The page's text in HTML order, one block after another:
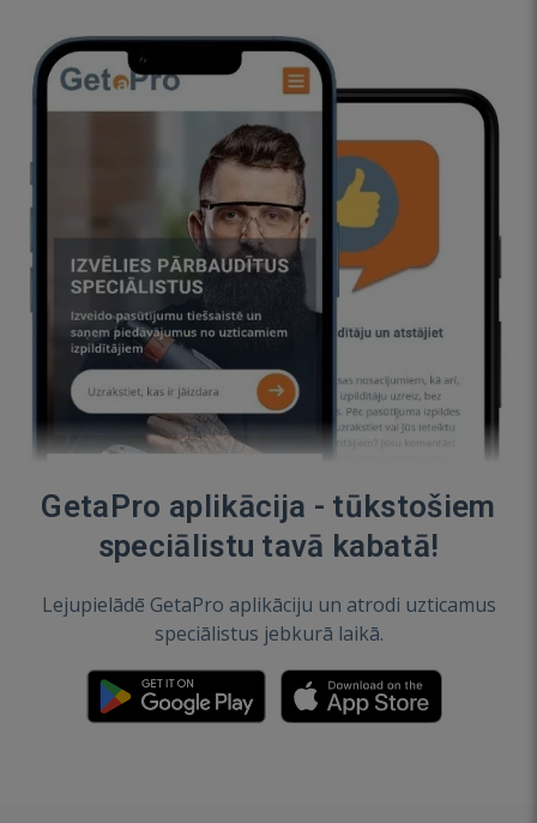
GetaPro aplikācija - tūkstošiem
speciālistu tavā kabatā!
Lejupielādē GetaPro aplikāciju un atrodi uzticamus
speciālistus jebkurā laikā.